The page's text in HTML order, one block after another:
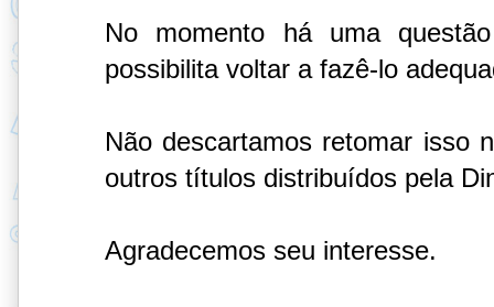
No momento há uma
possibilita voltar a fazê-lo
Não descartamos retomar isso
outros títulos distribuídos pela
Agradecemos seu interesse.